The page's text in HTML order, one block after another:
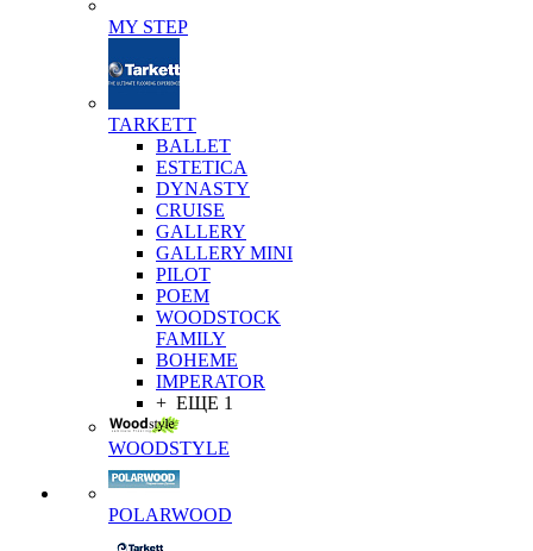
MY STEP
TARKETT
BALLET
ESTETICA
DYNASTY
CRUISE
GALLERY
GALLERY MINI
PILOT
POEM
WOODSTOCK
FAMILY
BOHEME
IMPERATOR
+ ЕЩЕ 1
WOODSTYLE
POLARWOOD